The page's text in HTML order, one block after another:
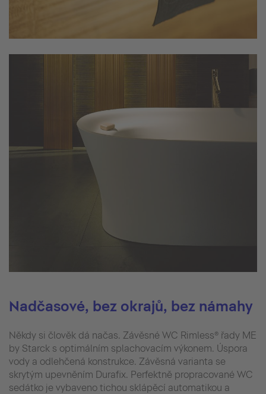
Nadčasové, bez okrajů, bez námahy
Někdy si člověk dá načas. Závěsné WC Rimless® řady ME
by Starck s optimálním splachovacím výkonem. Úspora
vody a odlehčená konstrukce. Závěsná varianta se
skrytým upevněním Durafix. Perfektně propracované WC
sedátko je vybaveno tichou sklápěcí automatikou a